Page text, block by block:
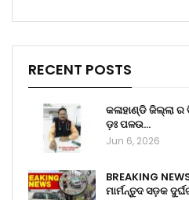
RECENT POSTS
କଳାହାଣ୍ଡି ଜିଲ୍ଲା
ଡ଼ଃ ପଳଉ…
Jun 6, 2026
BREAKING
ମାର୍ମନ୍ତୁଦ ସଡ଼କ